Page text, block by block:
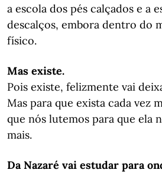
a escola dos pés calçados e a
descalços, embora dentro do
físico.
Mas existe.
Pois existe, felizmente vai
Mas para que exista cada vez
que nós lutemos para que ela
mais.
Da Nazaré vai estudar para